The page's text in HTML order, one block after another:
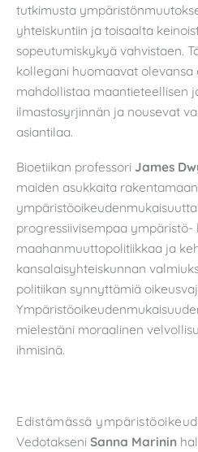
tutkimusta
yhteiskuntiin ja toisaalta
sopeutumiskykyä vahvistaen.
kollegani huomaavat
mahdollistaa maantieteellisen
ilmastosyrjinnän ja nousevat
asiantilaa.
Bioetiikan professori James
maiden asukkaita rakentamaan
progressiivisempaa ympäristö-
maahanmuuttopolitiikkaa ja
kansalaisyhteiskunnan
politiikan synnyttämiä
mielestäni moraalinen
ihmisinä.
Edistämässä
Vedotakseni Sanna Marinin